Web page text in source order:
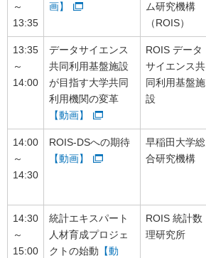
～
13:35
画】
ム研究機構
（ROIS）
13:35
～
14:00
データサイエンス
共同利用基盤施設
が目指す大学共同
利用機関の変革
【動画】
ROIS データ
サイエンス共
同利用基盤施
設
14:00
～
14:30
ROIS-DSへの期待
【動画】
早稲田大学総
合研究機構
14:30
～
15:00
統計エキスパート
人材育成プロジェ
クトの始動 【動
ROIS 統計数
理研究所